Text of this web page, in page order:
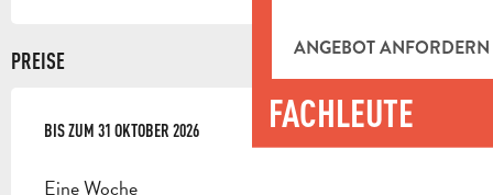
ANGEBOT ANFORDERN
FACHLEUTE
PREISE
AB1 MAI 2026BIS ZUM31 OKTOBER 2026
BIS ZUM 31 OKTOBER 2026
Eine Woche